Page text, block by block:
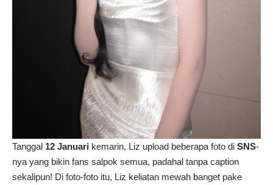
Tanggal 12 Januari kemarin, Liz upload beberapa foto di SNS-
nya yang bikin fans salpok semua, padahal tanpa caption
sekalipun! Di foto-foto itu, Liz keliatan mewah banget pake